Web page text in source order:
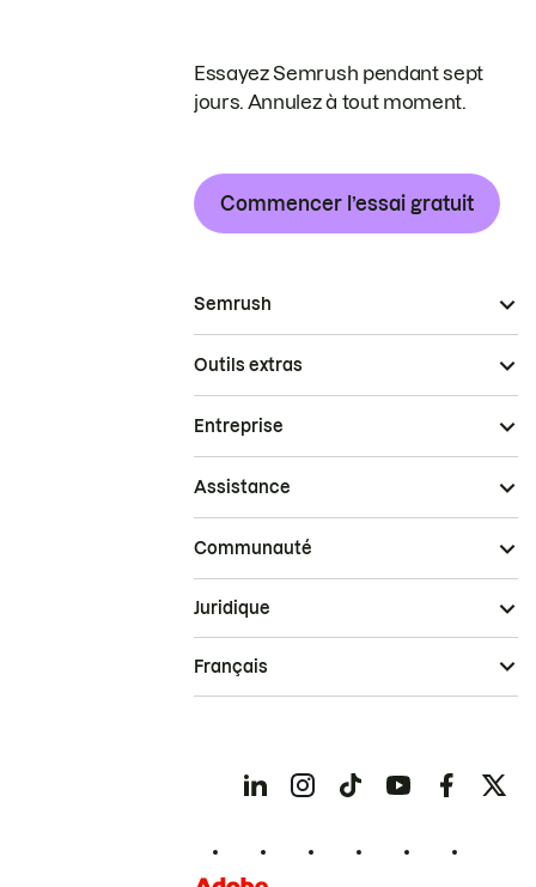
Essayez Semrush pendant sept
jours. Annulez à tout moment.
Commencer l’essai gratuit
Semrush
Outils extras
Entreprise
Assistance
Communauté
Juridique
Français